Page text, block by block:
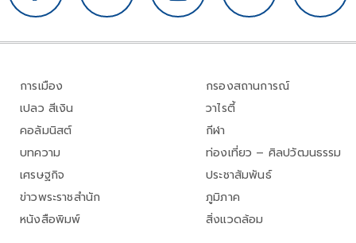
การเมือง
เปลว สีเงิน
คอลัมนิสต์
บทความ
เศรษฐกิจ
ข่าวพระราชสำนัก
หนังสือพิมพ์
กรองสถานการณ์
วาไรตี้
กีฬา
ท่องเที่ยว – ศิลปวัฒนธรรม
ประชาสัมพันธ์
ภูมิภาค
สิ่งแวดล้อม